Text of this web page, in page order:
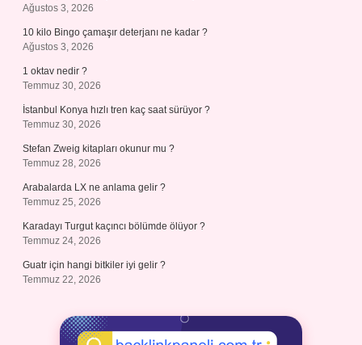
Ağustos 3, 2026
10 kilo Bingo çamaşır deterjanı ne kadar ?
Ağustos 3, 2026
1 oktav nedir ?
Temmuz 30, 2026
İstanbul Konya hızlı tren kaç saat sürüyor ?
Temmuz 30, 2026
Stefan Zweig kitapları okunur mu ?
Temmuz 28, 2026
Arabalarda LX ne anlama gelir ?
Temmuz 25, 2026
Karadayı Turgut kaçıncı bölümde ölüyor ?
Temmuz 24, 2026
Guatr için hangi bitkiler iyi gelir ?
Temmuz 22, 2026